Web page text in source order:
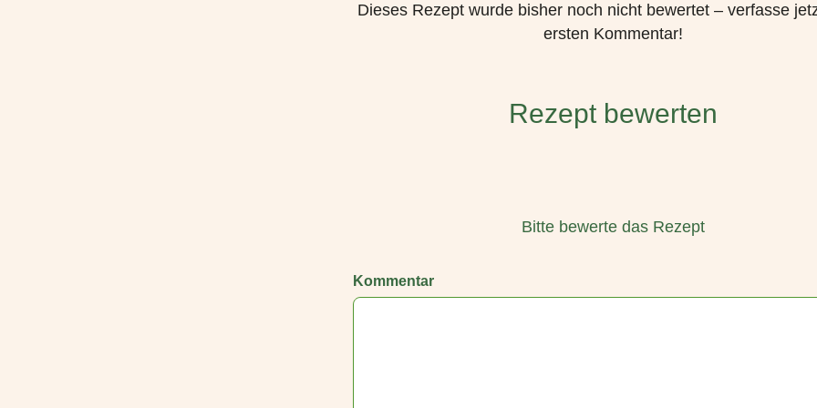
Dieses Rezept wurde bisher noch nicht bewertet – verfasse
ersten Kommentar!
Rezept bewerten
Bitte bewerte das Rezept
Kommentar